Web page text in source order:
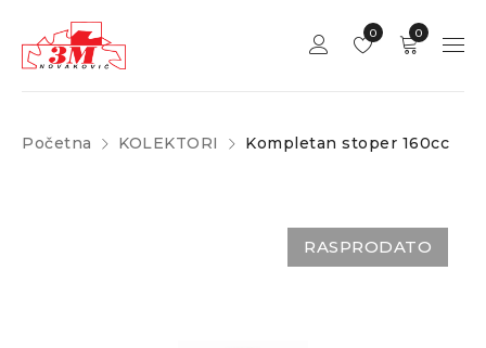
0
0
Početna KOLEKTORI Kompletan stoper 160cc
RASPRODATO